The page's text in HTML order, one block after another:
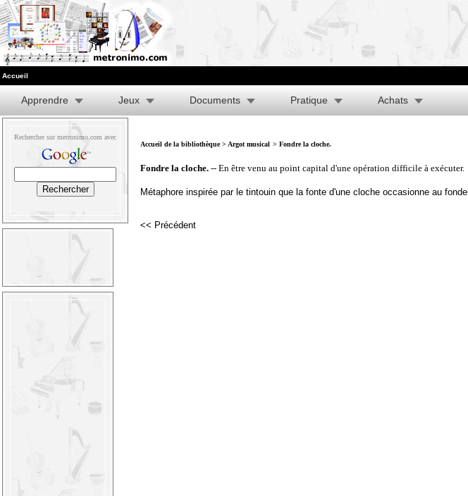
Accueil
Apprendre Jeux Documents Pratique Achats
Rechercher sur metronimo.com avec
Accueil de la bibliothèque> Argot musical > Fondre la cloche.
Fondre la cloche. -- En être venu au point capital d'une opération difficile à exécuter.
Métaphore inspirée par le tintouin que la fonte d'une cloche occasionne au
<< Précédent